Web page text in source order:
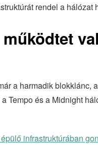
rendel a hálózat
a harmadik blokklánc,
Tempo és a Midnight
infrastruktúrában